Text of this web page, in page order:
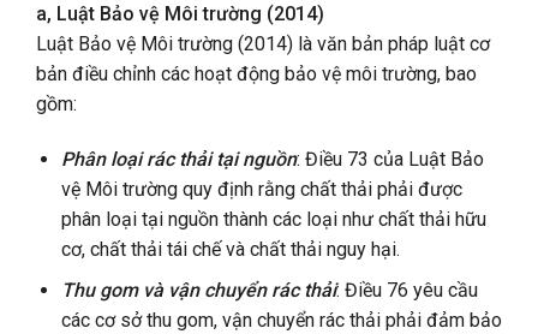
a, Luật Bảo vệ Môi trường (2014)
Luật Bảo vệ Môi trường (2014) là văn bản pháp luật cơ
bản điều chỉnh các hoạt động bảo vệ môi trường, bao
gồm:
Phân loại rác thải tại nguồn: Điều 73 của Luật Bảo
vệ Môi trường quy định rằng chất thải phải được
phân loại tại nguồn thành các loại như chất thải hữu
cơ, chất thải tái chế và chất thải nguy hại.
Thu gom và vận chuyển rác thải: Điều 76 yêu cầu
các cơ sở thu gom, vận chuyển rác thải phải đảm bảo